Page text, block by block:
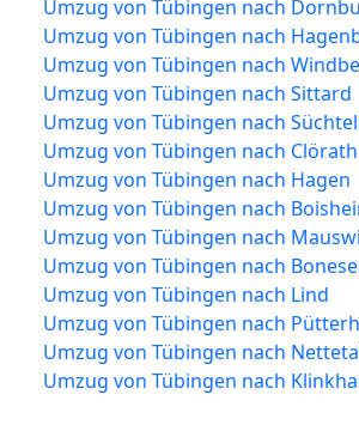
Umzug von Tübingen nach
Umzug von Tübingen nach
Umzug von Tübingen nach
Umzug von Tübingen nach Sittard
Umzug von Tübingen nach
Umzug von Tübingen nach Clörath
Umzug von Tübingen nach Hagen
Umzug von Tübingen nach
Umzug von Tübingen nach
Umzug von Tübingen nach
Umzug von Tübingen nach Lind
Umzug von Tübingen nach
Umzug von Tübingen nach
Umzug von Tübingen nach